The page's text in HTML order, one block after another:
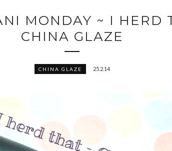
MONDAY ~ I HERD
CHINA GLAZE
CHINA GLAZE 25.2.14